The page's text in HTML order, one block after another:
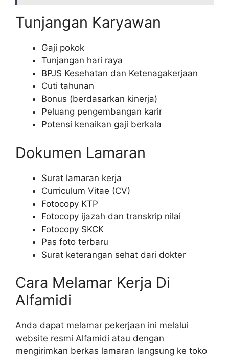
Tunjangan Karyawan
Gaji pokok
Tunjangan hari raya
BPJS Kesehatan dan Ketenagakerjaan
Cuti tahunan
Bonus (berdasarkan kinerja)
Peluang pengembangan karir
Potensi kenaikan gaji berkala
Dokumen Lamaran
Surat lamaran kerja
Curriculum Vitae (CV)
Fotocopy KTP
Fotocopy ijazah dan transkrip nilai
Fotocopy SKCK
Pas foto terbaru
Surat keterangan sehat dari dokter
Cara Melamar Kerja Di
Alfamidi
Anda dapat melamar pekerjaan ini melalui
website resmi Alfamidi atau dengan
mengirimkan berkas lamaran langsung ke toko